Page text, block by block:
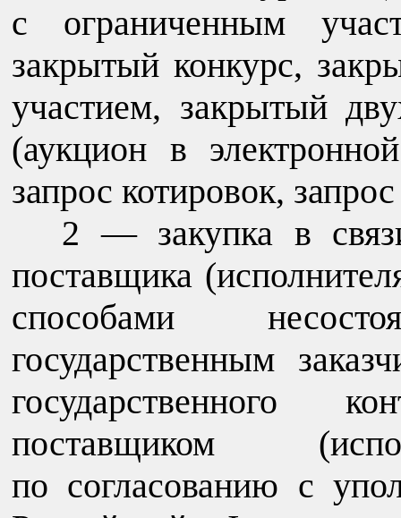
с ограниченным
закрытый конкурс,
участием, закрытый
(аукцион в
запрос котировок,
2 — закупка в
поставщика
способами
государственным
государственного
поставщиком
по согласованию с